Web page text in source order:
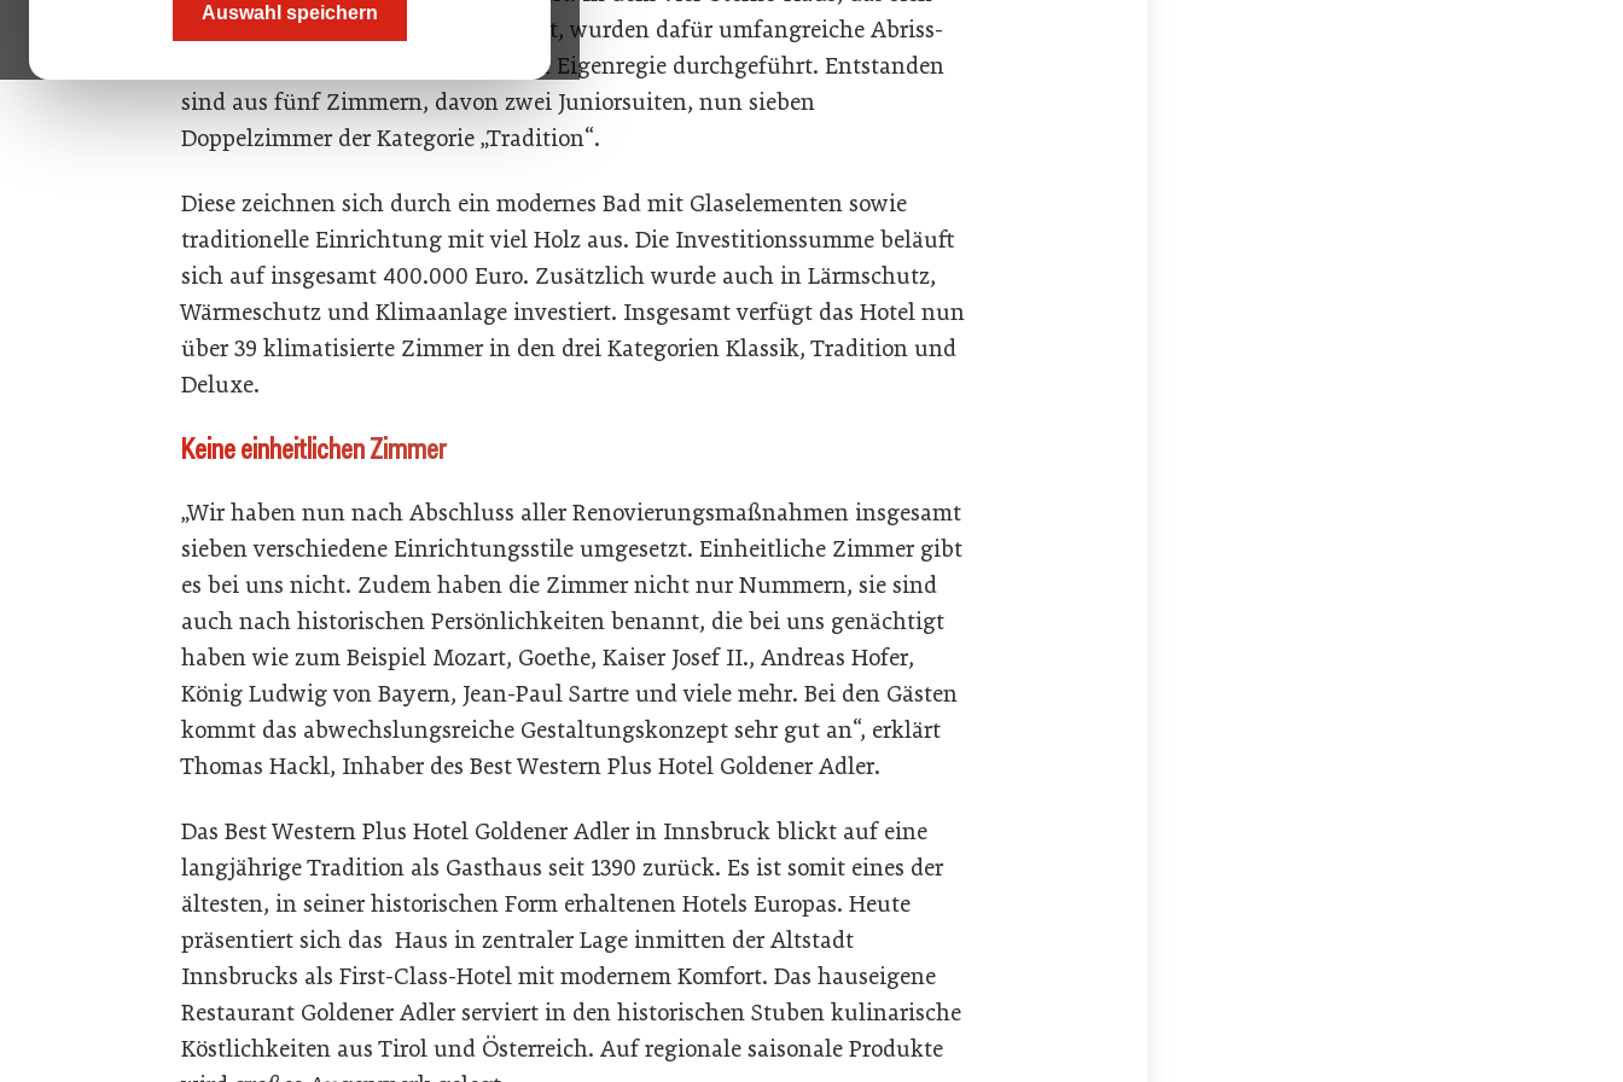
Auswahl speichern
seit 2004 im Familienbesitz befindet, wurden dafür umfangreiche Abriss-
und Maurerarbeiten größtenteils in Eigenregie durchgeführt. Entstanden
sind aus fünf Zimmern, davon zwei Juniorsuiten, nun sieben
Doppelzimmer der Kategorie „Tradition“.
Diese zeichnen sich durch ein modernes Bad mit Glaselementen sowie
traditionelle Einrichtung mit viel Holz aus. Die Investitionssumme beläuft
sich auf insgesamt 400.000 Euro. Zusätzlich wurde auch in Lärmschutz,
Wärmeschutz und Klimaanlage investiert. Insgesamt verfügt das Hotel nun
über 39 klimatisierte Zimmer in den drei Kategorien Klassik, Tradition und
Deluxe.
Keine einheitlichen Zimmer
„Wir haben nun nach Abschluss aller Renovierungsmaßnahmen insgesamt
sieben verschiedene Einrichtungsstile umgesetzt. Einheitliche Zimmer gibt
es bei uns nicht. Zudem haben die Zimmer nicht nur Nummern, sie sind
auch nach historischen Persönlichkeiten benannt, die bei uns genächtigt
haben wie zum Beispiel Mozart, Goethe, Kaiser Josef II., Andreas Hofer,
König Ludwig von Bayern, Jean-Paul Sartre und viele mehr. Bei den Gästen
kommt das abwechslungsreiche Gestaltungskonzept sehr gut an“, erklärt
Thomas Hackl, Inhaber des Best Western Plus Hotel Goldener Adler.
Das Best Western Plus Hotel Goldener Adler in Innsbruck blickt auf eine
langjährige Tradition als Gasthaus seit 1390 zurück. Es ist somit eines der
ältesten, in seiner historischen Form erhaltenen Hotels Europas. Heute
präsentiert sich das Haus in zentraler Lage inmitten der Altstadt
Innsbrucks als First-Class-Hotel mit modernem Komfort. Das hauseigene
Restaurant Goldener Adler serviert in den historischen Stuben kulinarische
Köstlichkeiten aus Tirol und Österreich. Auf regionale saisonale Produkte